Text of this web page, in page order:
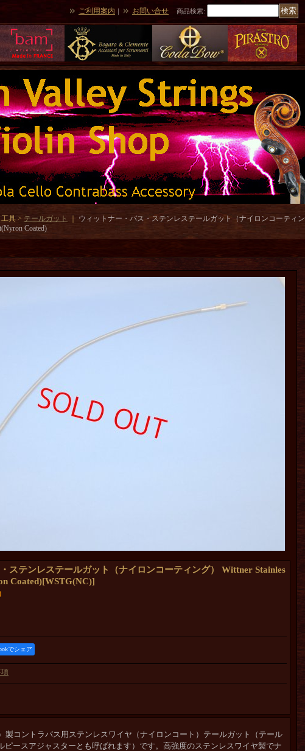
ご利用案内 ｜ お問い合せ 商品検索:
具 > テールガット
ウィットナー・バス・ステンレステールガット（ナイロンコーティン
Coated)
ステンレステールガット（ナイロンコーティング） Wittner Stainles
Coated)[WSTG(NC)]
でシェア
製コントラバス用ステンレスワイヤ（ナイロンコート ）テールガット
（テール
ピースアジャスターとも呼ばれます）です。高強度のステンレスワイヤ製でナ